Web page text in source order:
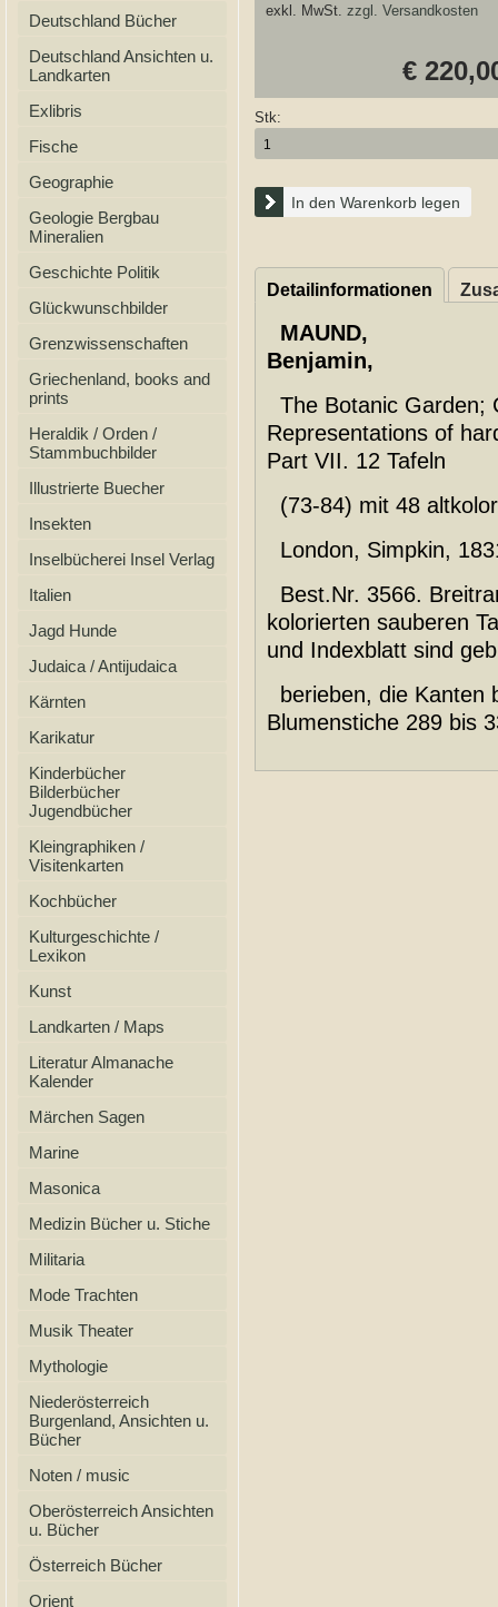
Deutschland Bücher
Deutschland Ansichten u.
Landkarten
Exlibris
Fische
Geographie
Geologie Bergbau
Mineralien
Geschichte Politik
Glückwunschbilder
Grenzwissenschaften
Griechenland, books and
prints
Heraldik / Orden /
Stammbuchbilder
Illustrierte Buecher
Insekten
Inselbücherei Insel Verlag
Italien
Jagd Hunde
Judaica / Antijudaica
Kärnten
Karikatur
Kinderbücher
Bilderbücher
Jugendbücher
Kleingraphiken /
Visitenkarten
Kochbücher
Kulturgeschichte /
Lexikon
Kunst
Landkarten / Maps
Literatur Almanache
Kalender
Märchen Sagen
Marine
Masonica
Medizin Bücher u. Stiche
Militaria
Mode Trachten
Musik Theater
Mythologie
Niederösterreich
Burgenland, Ansichten u.
Bücher
Noten / music
Oberösterreich Ansichten
u. Bücher
Österreich Bücher
Orient
exkl. MwSt. zzgl. Versandkosten
€
Stk:
In den Warenkorb legen
Detailinformationen
MAUND,
Benjamin,
The Botanic Garden;
Representations of
Part VII. 12 Tafeln
(73-84) mit 48
London, Simpkin,
Best.Nr. 3566.
kolorierten sauberen
und Indexblatt sind
berieben, die Kanten
Blumenstiche 289 bis